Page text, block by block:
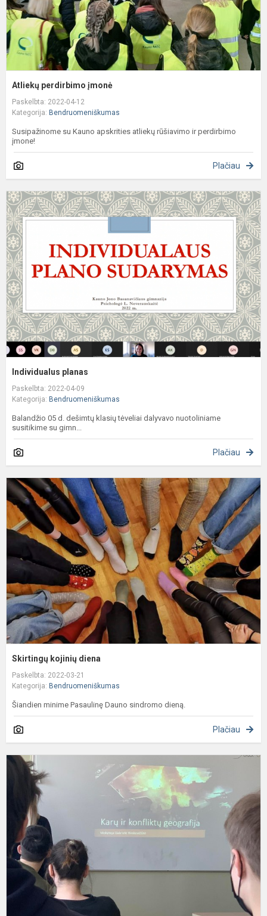
Atliekų perdirbimo įmonė
Paskelbta: 2022-04-12
Kategorija: Bendruomeniškumas
Susipažinome su Kauno apskrities atliekų rūšiavimo ir perdirbimo
įmone!
Plačiau
Individualus planas
Paskelbta: 2022-04-09
Kategorija: Bendruomeniškumas
Balandžio 05 d. dešimtų klasių tėveliai dalyvavo nuotoliniame
susitikime su gimn...
Plačiau
Skirtingų kojinių diena
Paskelbta: 2022-03-21
Kategorija: Bendruomeniškumas
Šiandien minime Pasaulinę Dauno sindromo dieną.
Plačiau